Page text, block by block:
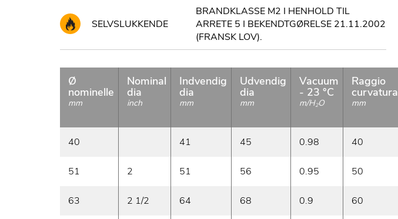
SELVSLUKKENDE
BRANDKLASSE M2 I HENHOLD TIL
ARRETE 5 I BEKENDTGØRELSE 21.11.2002
(FRANSK LOV).
Ø
nominelle
mm
Nominal
dia
inch
Indvendig
dia
mm
Udvendig
dia
mm
Vacuum
- 23 °C
m/H2O
Raggio
curvatura
mm
40 41 45 0.98 40
51 2 51 56 0.95 50
63 2 1/2 64 68 0.9 60